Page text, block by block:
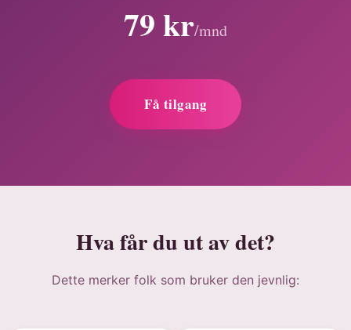
79 kr/mnd
Få tilgang
Hva får du ut av det?
Dette merker folk som bruker den jevnlig: